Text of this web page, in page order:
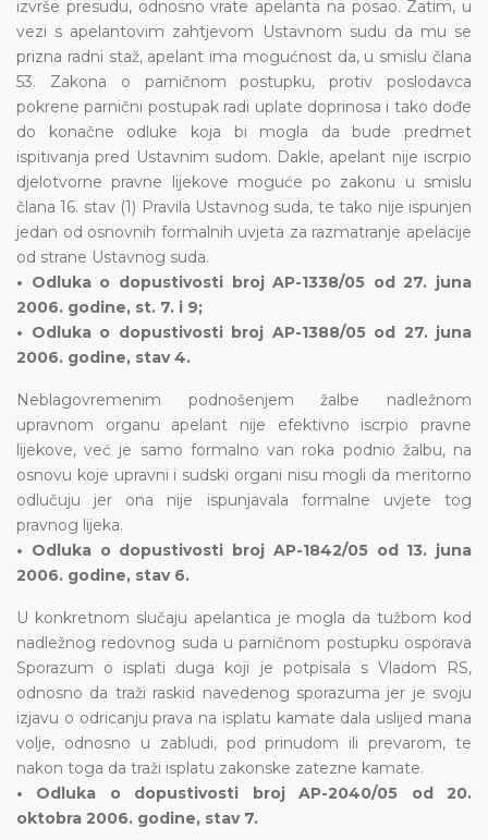
izvrše presudu, odnosno vrate apelanta na posao. Zatim, u
vezi s apelantovim zahtjevom Ustavnom sudu da mu se
prizna radni staž, apelant ima mogućnost da, u smislu člana
53. Zakona o parničnom postupku, protiv poslodavca
pokrene parnični postupak radi uplate doprinosa i tako dođe
do konačne odluke koja bi mogla da bude predmet
ispitivanja pred Ustavnim sudom. Dakle, apelant nije iscrpio
djelotvorne pravne lijekove moguće po zakonu u smislu
člana 16. stav (1) Pravila Ustavnog suda, te tako nije ispunjen
jedan od osnovnih formalnih uvjeta za razmatranje apelacije
od strane Ustavnog suda.
• Odluka o dopustivosti broj AP-1338/05 od 27. juna
2006. godine, st. 7. i 9;
• Odluka o dopustivosti broj AP-1388/05 od 27. juna
2006. godine, stav 4.
Neblagovremenim podnošenjem žalbe nadležnom
upravnom organu apelant nije efektivno iscrpio pravne
lijekove, već je samo formalno van roka podnio žalbu, na
osnovu koje upravni i sudski organi nisu mogli da meritorno
odlučuju jer ona nije ispunjavala formalne uvjete tog
pravnog lijeka.
• Odluka o dopustivosti broj AP-1842/05 od 13. juna
2006. godine, stav 6.
U konkretnom slučaju apelantica je mogla da tužbom kod
nadležnog redovnog suda u parničnom postupku osporava
Sporazum o isplati duga koji je potpisala s Vladom RS,
odnosno da traži raskid navedenog sporazuma jer je svoju
izjavu o odricanju prava na isplatu kamate dala uslijed mana
volje, odnosno u zabludi, pod prinudom ili prevarom, te
nakon toga da traži isplatu zakonske zatezne kamate.
• Odluka o dopustivosti broj AP-2040/05 od 20.
oktobra 2006. godine, stav 7.